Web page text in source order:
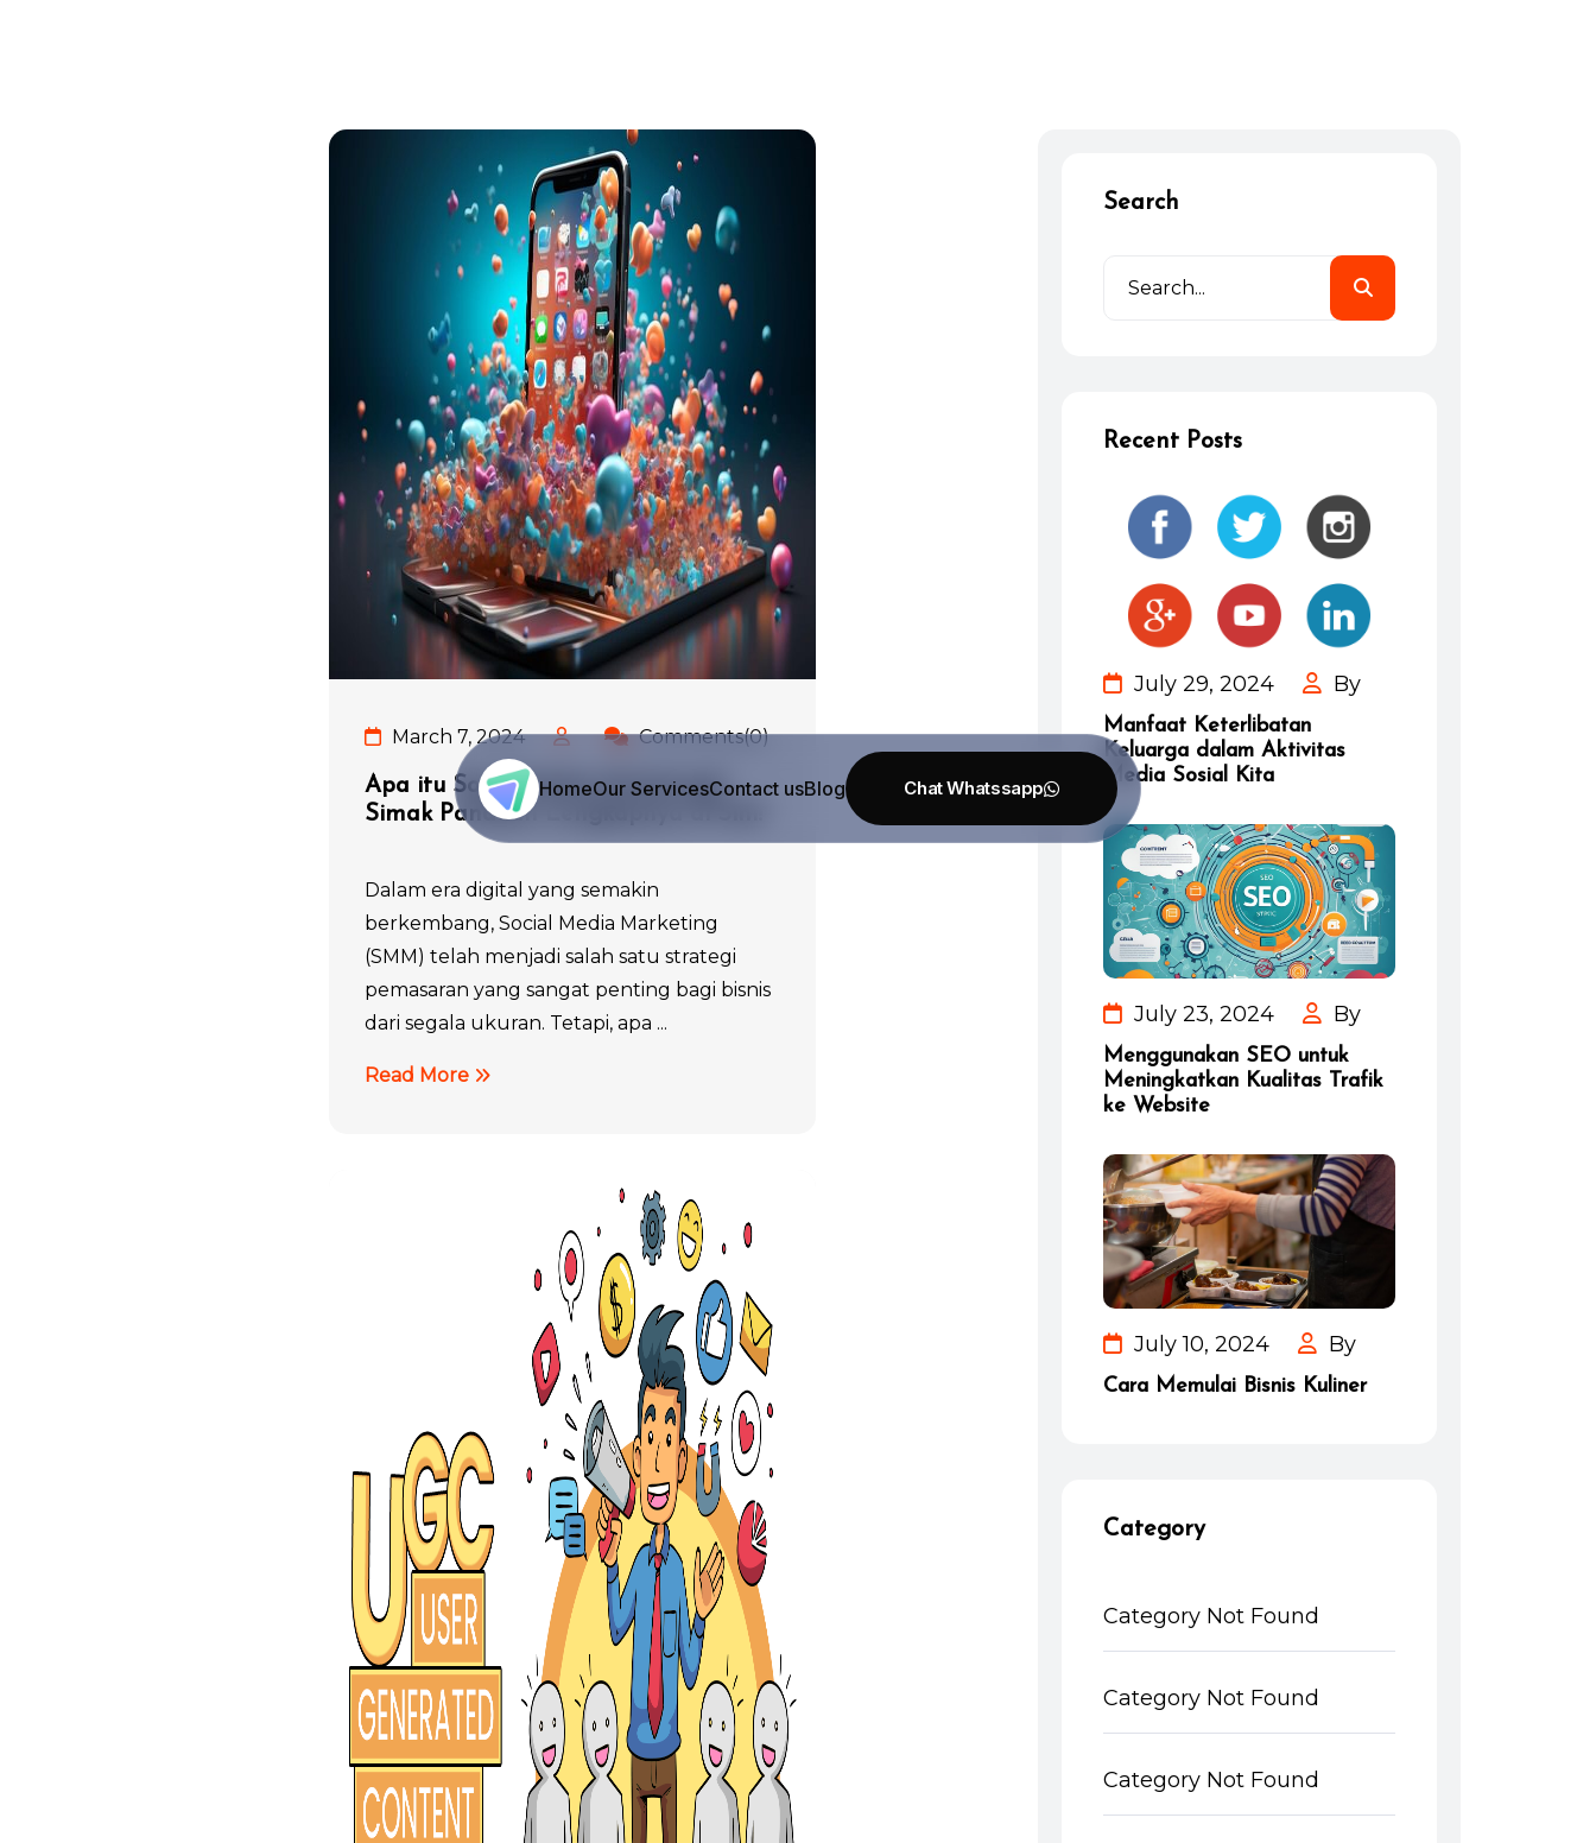
HomeOur ServicesContact usBlog
March 7, 2024 Comments(0)
Apa itu Social Media Marketing?
Simak Panduan Lengkapnya di Sini!
Dalam era digital yang semakin
berkembang, Social Media Marketing
(SMM) telah menjadi salah satu strategi
pemasaran yang sangat penting bagi bisnis
dari segala ukuran. Tetapi, apa ...
Read More
Search
Recent Posts
July 29, 2024 By
Manfaat Keterlibatan
Keluarga dalam Aktivitas
Media Sosial Kita
July 23, 2024 By
Menggunakan SEO untuk
Meningkatkan Kualitas Trafik
ke Website
July 10, 2024 By
Cara Memulai Bisnis Kuliner
Category
Category Not Found
Category Not Found
Category Not Found